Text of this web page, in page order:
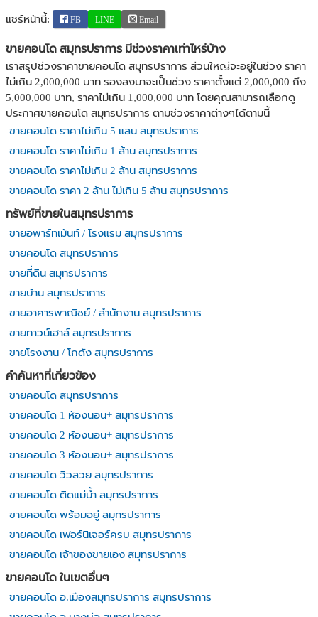
แชร์หน้านี้: FB LINE Email
ขายคอนโด สมุทรปราการ มีช่วงราคาเท่าไหร่บ้าง
เราสรุปช่วงราคาขายคอนโด สมุทรปราการ ส่วนใหญ่จะอยู่ในช่วง ราคา
ไม่เกิน 2,000,000 บาท รองลงมาจะเป็นช่วง ราคาตั้งแต่ 2,000,000 ถึง
5,000,000 บาท, ราคาไม่เกิน 1,000,000 บาท โดยคุณสามารถเลือกดู
ประกาศขายคอนโด สมุทรปราการ ตามช่วงราคาต่างๆได้ตามนี้
ขายคอนโด ราคาไม่เกิน 5 แสน สมุทรปราการ
ขายคอนโด ราคาไม่เกิน 1 ล้าน สมุทรปราการ
ขายคอนโด ราคาไม่เกิน 2 ล้าน สมุทรปราการ
ขายคอนโด ราคา 2 ล้าน ไม่เกิน 5 ล้าน สมุทรปราการ
ทรัพย์ที่ขายในสมุทรปราการ
ขายอพาร์ทเม้นท์ / โรงแรม สมุทรปราการ
ขายคอนโด สมุทรปราการ
ขายที่ดิน สมุทรปราการ
ขายบ้าน สมุทรปราการ
ขายอาคารพาณิชย์ / สำนักงาน สมุทรปราการ
ขายทาวน์เฮาส์ สมุทรปราการ
ขายโรงงาน / โกดัง สมุทรปราการ
คำค้นหาที่เกี่ยวข้อง
ขายคอนโด สมุทรปราการ
ขายคอนโด 1 ห้องนอน+ สมุทรปราการ
ขายคอนโด 2 ห้องนอน+ สมุทรปราการ
ขายคอนโด 3 ห้องนอน+ สมุทรปราการ
ขายคอนโด วิวสวย สมุทรปราการ
ขายคอนโด ติดแม่น้ำ สมุทรปราการ
ขายคอนโด พร้อมอยู่ สมุทรปราการ
ขายคอนโด เฟอร์นิเจอร์ครบ สมุทรปราการ
ขายคอนโด เจ้าของขายเอง สมุทรปราการ
ขายคอนโด ในเขตอื่นๆ
ขายคอนโด อ.เมืองสมุทรปราการ สมุทรปราการ